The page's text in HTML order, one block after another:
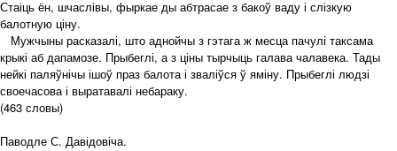
Стаіць ён, шчаслівы, фыркае ды абтрасае з бакоў ваду і слізкую
балотную ціну.
Мужчыны расказалі, што аднойчы з гэтага ж месца пачулі таксама
крыкі аб дапамозе. Прыбеглі, а з ціны тырчыць галава чалавека. Тады
нейкі паляўнічы ішоў праз балота і зваліўся ў яміну. Прыбеглі людзі
своечасова і выратавалі небараку.
(463 словы)
Паводле С. Давідовіча.